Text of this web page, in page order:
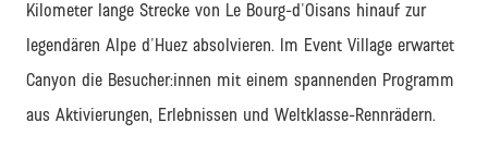
Kilometer lange Strecke von Le Bourg-d'Oisans hinauf zur
legendären Alpe d'Huez absolvieren. Im Event Village erwartet
Canyon die Besucher:innen mit einem spannenden Programm
aus Aktivierungen, Erlebnissen und Weltklasse-Rennrädern.